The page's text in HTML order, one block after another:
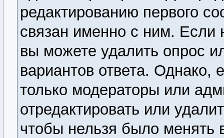
редактированию первого
связан именно с ним. Если
вы можете удалить опрос
вариантов ответа. Однако,
только модераторы или
отредактировать или
чтобы нельзя было менять